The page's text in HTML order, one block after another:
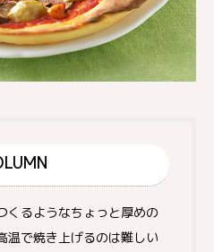
くるようなちょっと厚めの
温で焼き上げるのは難しい